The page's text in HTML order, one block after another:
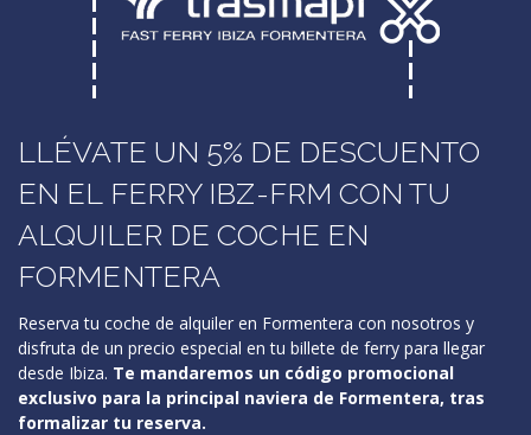
LLÉVATE UN 5% DE DESCUENTO
EN EL FERRY IBZ-FRM CON TU
ALQUILER DE COCHE EN
FORMENTERA
Reserva tu coche de alquiler en Formentera con nosotros y
disfruta de un precio especial en tu billete de ferry para llegar
desde Ibiza. Te mandaremos un código promocional
exclusivo para la principal naviera de Formentera, tras
formalizar tu reserva.